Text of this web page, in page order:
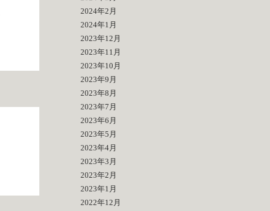
2024年2月
2024年1月
2023年12月
2023年11月
2023年10月
2023年9月
2023年8月
2023年7月
2023年6月
2023年5月
2023年4月
2023年3月
2023年2月
2023年1月
2022年12月